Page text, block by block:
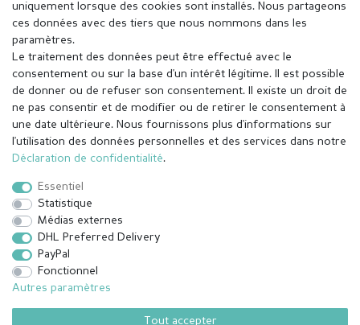
Mentions légales Déclaration de confidentialité
Rétracter le contrat ici
© Copyright 2026 | Tous droits réservés.
uniquement lorsque des cookies sont installés. Nous partageons
ces données avec des tiers que nous nommons dans les
paramètres.
Le traitement des données peut être effectué avec le
consentement ou sur la base d'un intérêt légitime. Il est possible
de donner ou de refuser son consentement. Il existe un droit de
ne pas consentir et de modifier ou de retirer le consentement à
une date ultérieure. Nous fournissons plus d'informations sur
l'utilisation des données personnelles et des services dans notre
Déclaration de confidentialité.
Essentiel
Statistique
Médias externes
DHL Preferred Delivery
PayPal
Fonctionnel
Autres paramètres
Tout accepter